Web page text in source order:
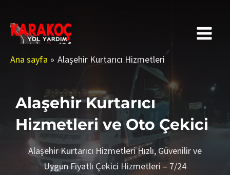
atla
MENU
Ana sayfa Alaşehir Kurtarıcı Hizmetleri
Alaşehir Kurtarıcı
Hizmetleri ve Oto Çekici
Alaşehir Kurtarıcı Hizmetleri Hızlı, Güvenilir ve
Uygun Fiyatlı Çekici Hizmetleri – 7/24